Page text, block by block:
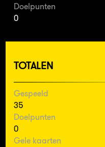
Doelpunten
0
TOTALEN
Gespeeld
35
Doelpunten
0
Gele kaarten